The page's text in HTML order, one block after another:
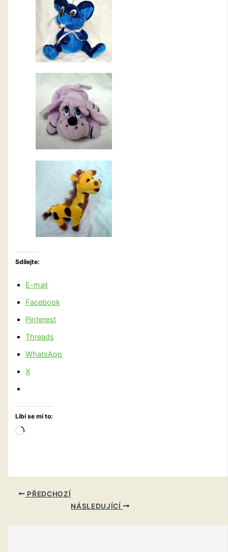
Sdílejte:
E-mail
Facebook
Pinterest
Threads
WhatsApp
X
Líbí se mi to:
Načítání…
PŘEDCHOZÍ
NÁSLEDUJÍCÍ